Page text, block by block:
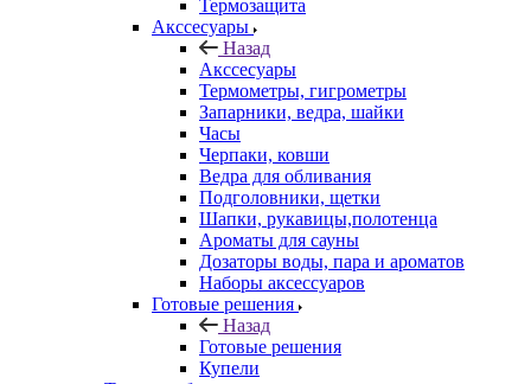
Термозащита
Аксcесуары
Назад
Аксcесуары
Термометры, гигрометры
Запарники, ведра, шайки
Часы
Черпаки, ковши
Ведра для обливания
Подголовники, щетки
Шапки, рукавицы,полотенца
Ароматы для сауны
Дозаторы воды, пара и ароматов
Наборы аксессуаров
Готовые решения
Назад
Готовые решения
Купели